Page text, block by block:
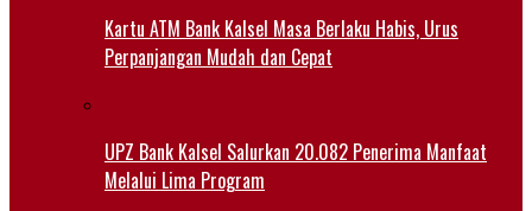
Kartu ATM Bank Kalsel Masa Berlaku Habis, Urus
Perpanjangan Mudah dan Cepat
UPZ Bank Kalsel Salurkan 20.082 Penerima Manfaat
Melalui Lima Program